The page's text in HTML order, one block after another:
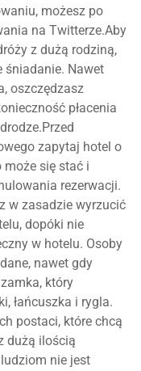
możesz po
na Twitterze.Aby
z dużą rodziną,
śniadanie. Nawet
oszczędzasz
płacenia
zapytaj hotel o
może się stać i
rezerwacji.
w zasadzie wyrzucić
dopóki nie
w hotelu. Osoby
nawet gdy
który
łańcuszka i rygla.
postaci, które chcą
dużą ilością
nie jest